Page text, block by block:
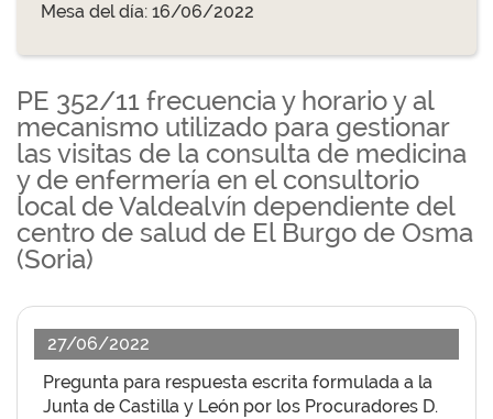
Mesa del día: 16/06/2022
PE 352/11 frecuencia y horario y al
mecanismo utilizado para gestionar
las visitas de la consulta de medicina
y de enfermería en el consultorio
local de Valdealvín dependiente del
centro de salud de El Burgo de Osma
(Soria)
27/06/2022
Pregunta para respuesta escrita formulada a la
Junta de Castilla y León por los Procuradores D.